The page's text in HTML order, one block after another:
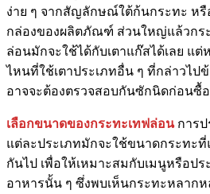
ง่าย ๆ จากสัญลักษณ์ใต้ก้นกระทะ หรื
กล่องของผลิตภัณฑ์ ส่วนใหญ่แล้วกร
ล่อนมักจะใช้ได้กับเตาแก๊สได้เลย แต่
ไหนที่ใช้เตาประเภทอื่น ๆ ที่กล่าวไป
อาจจะต้องตรวจสอบกันซักนิดก่อนซื้
เลือกขนาดของกระทะเทฟล่อน การ
แต่ละประเภทมักจะใช้ขนาดกระทะที่
กันไป เพื่อให้เหมาะสมกับเมนูหรือปร
อาหารนั้น ๆ ซึ่งพบเห็นกระทะหลาก